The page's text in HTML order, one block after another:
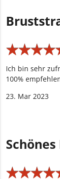
★★★★
★★★★
Ich bin sehr
100%
23. Mar 2023
★★★★
★★★★